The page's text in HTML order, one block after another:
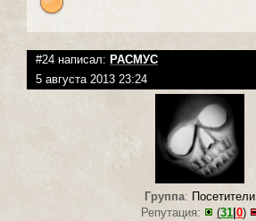
#24 написал: РАСМУС
5 августа 2013 23:24
Группа: Посетители
Репутация:
(31 0)